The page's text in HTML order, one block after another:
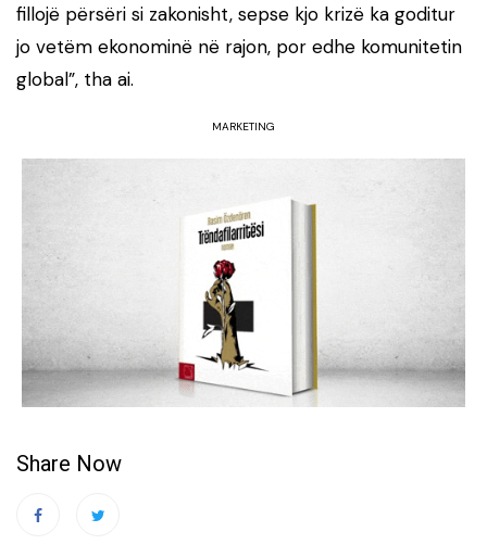
fillojë përsëri si zakonisht, sepse kjo krizë ka goditur
jo vetëm ekonominë në rajon, por edhe komunitetin
global”, tha ai.
MARKETING
Share Now